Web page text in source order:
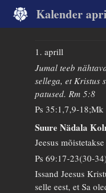
Kalender
1. aprill
Jumal teeb
sellega, et Kristus
patused. Rm 5:8
Ps 35:1,7,9-
Suure Nädala
Jeesus
Ps 69:17-23(30-
Issand Jeesus
selle eest, et Sa